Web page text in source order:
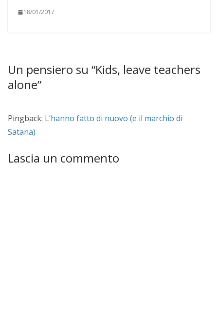
18/01/2017
Un pensiero su “Kids, leave teachers
alone”
Pingback: L’hanno fatto di nuovo (e il marchio di
Satana)
Lascia un commento